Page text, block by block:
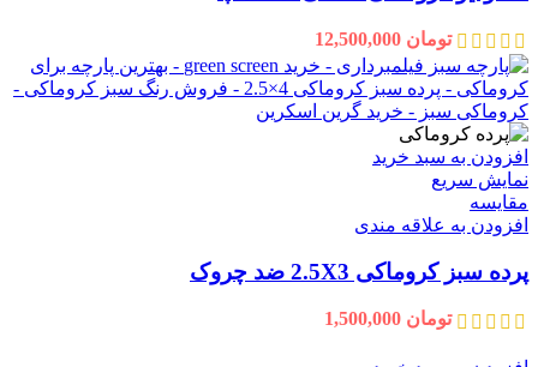
تومان
افزودن به سبد خرید
نمایش سریع
مقايسه
افزودن به علاقه مندی
پرده سبز کروماکی 2.5X3 ضد چروک
تومان